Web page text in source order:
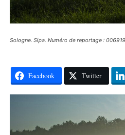
Sologne. Sipa. Numéro de reportage :
Facebook Twitter